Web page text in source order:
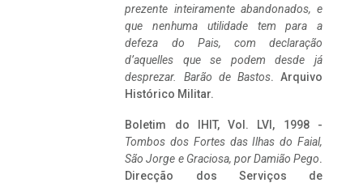
prezente inteiramente abandonados, e
que nenhuma utilidade tem para a
defeza do Pais, com declaração
d’aquelles que se podem desde já
desprezar. Barão de Bastos. Arquivo
Histórico Militar.
Boletim do IHIT, Vol. LVI, 1998 -
Tombos dos Fortes das Ilhas do Faial,
São Jorge e Graciosa, por Damião Pego.
Direcção dos Serviços de